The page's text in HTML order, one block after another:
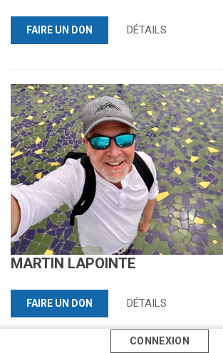
CONNEXION
FAIRE UN DON DÉTAILS
MARTIN LAPOINTE
FAIRE UN DON DÉTAILS